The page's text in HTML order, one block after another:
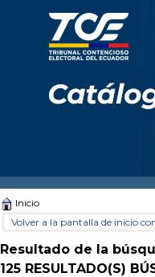
Inicio
Volver a la pantalla de inicio
Resultado de la
125 RESULTADO(S)